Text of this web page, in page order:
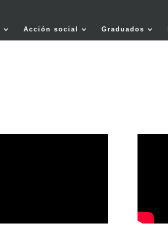
Acción social Graduados